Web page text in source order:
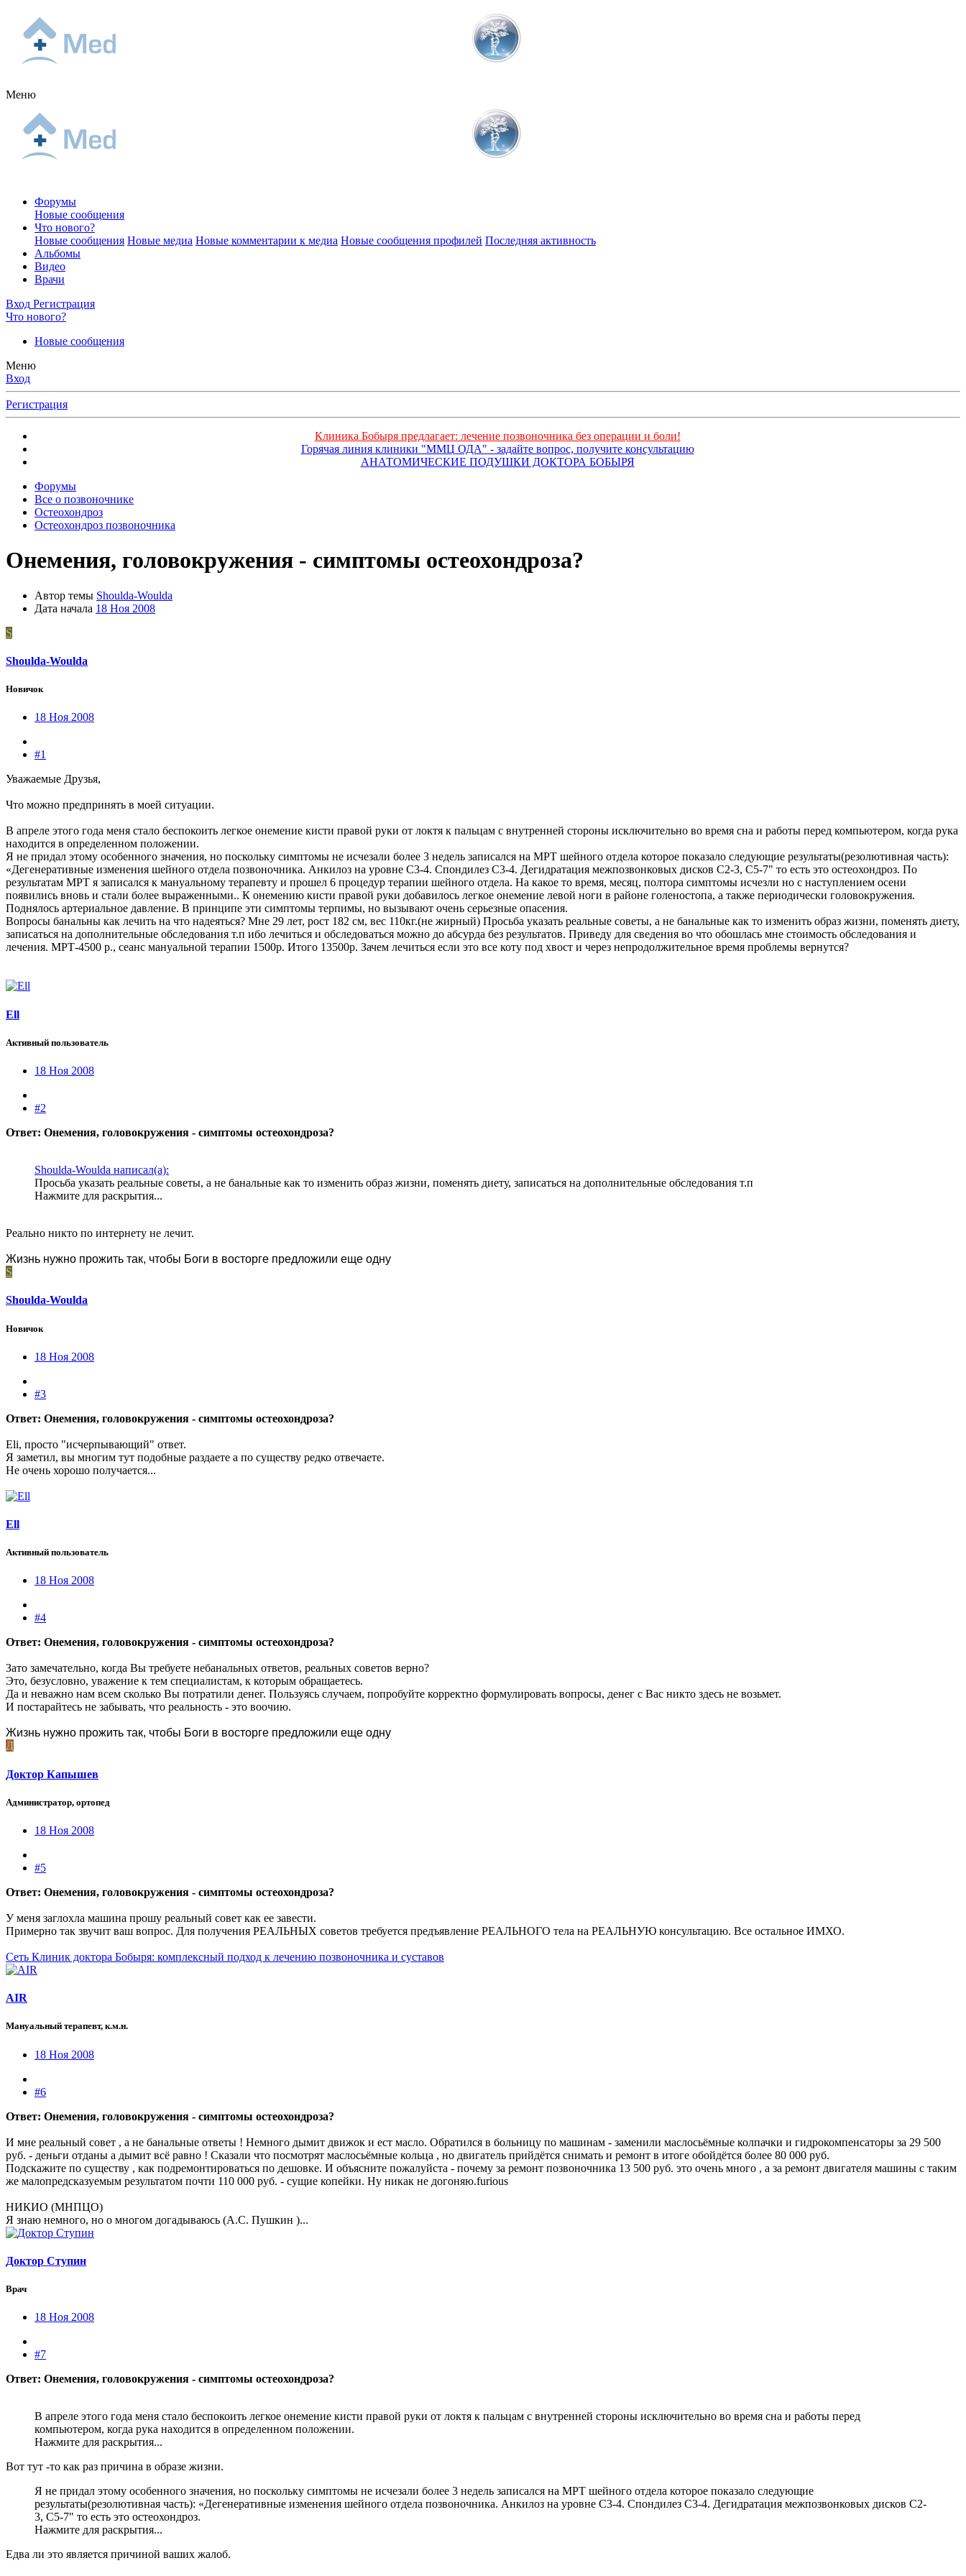
Меню
Форумы
Новые сообщения
Что нового?
Новые сообщения Новые медиа Новые комментарии к медиа Новые сообщения профилей Последняя активность
Альбомы
Видео
Врачи
Вход Регистрация
Что нового?
Новые сообщения
Меню
Вход
Регистрация
Клиника Бобыря предлагает: лечение позвоночника без операции и боли!
Горячая линия клиники "ММЦ ОДА" - задайте вопрос, получите консультацию
АНАТОМИЧЕСКИЕ ПОДУШКИ ДОКТОРА БОБЫРЯ
Форумы
Все о позвоночнике
Остеохондроз
Остеохондроз позвоночника
Онемения, головокружения - симптомы остеохондроза?
Автор темы Shoulda-Woulda
Дата начала 18 Ноя 2008
S
Shoulda-Woulda
Новичок
18 Ноя 2008
#1
Уважаемые Друзья,
Что можно предпринять в моей ситуации.
В апреле этого года меня стало беспокоить легкое онемение кисти правой руки от локтя к пальцам с внутренней стороны исключительно во время сна и работы перед компьютером, когда рука
находится в определенном положении.
Я не придал этому особенного значения, но поскольку симптомы не исчезали более 3 недель записался на МРТ шейного отдела которое показало следующие результаты(резолютивная часть):
«Дегенеративные изменения шейного отдела позвоночника. Анкилоз на уровне C3-4. Спондилез С3-4. Дегидратация межпозвонковых дисков С2-3, С5-7" то есть это остеохондроз. По
результатам МРТ я записался к мануальному терапевту и прошел 6 процедур терапии шейного отдела. На какое то время, месяц, полтора симптомы исчезли но с наступлением осени
появились вновь и стали более выраженными.. К онемению кисти правой руки добавилось легкое онемение левой ноги в районе голеностопа, а также периодически головокружения.
Поднялось артериальное давление. В принципе эти симптомы терпимы, но вызывают очень серьезные опасения.
Вопросы банальны как лечить на что надеяться? Мне 29 лет, рост 182 см, вес 110кг.(не жирный) Просьба указать реальные советы, а не банальные как то изменить образ жизни, поменять диету,
записаться на дополнительные обследования т.п ибо лечиться и обследоваться можно до абсурда без результатов. Приведу для сведения во что обошлась мне стоимость обследования и
лечения. МРТ-4500 р., сеанс мануальной терапии 1500р. Итого 13500р. Зачем лечиться если это все коту под хвост и через непродолжительное время проблемы вернутся?
Ell
Активный пользователь
18 Ноя 2008
#2
Ответ: Онемения, головокружения - симптомы остеохондроза?
Shoulda-Woulda написал(а):
Просьба указать реальные советы, а не банальные как то изменить образ жизни, поменять диету, записаться на дополнительные обследования т.п
Нажмите для раскрытия...
Реально никто по интернету не лечит.
Жизнь нужно прожить так, чтобы Боги в восторге предложили еще одну
S
Shoulda-Woulda
Новичок
18 Ноя 2008
#3
Ответ: Онемения, головокружения - симптомы остеохондроза?
Eli, просто "исчерпывающий" ответ.
Я заметил, вы многим тут подобные раздаете а по существу редко отвечаете.
Не очень хорошо получается...
Ell
Активный пользователь
18 Ноя 2008
#4
Ответ: Онемения, головокружения - симптомы остеохондроза?
Зато замечательно, когда Вы требуете небанальных ответов, реальных советов верно?
Это, безусловно, уважение к тем специалистам, к которым обращаетесь.
Да и неважно нам всем сколько Вы потратили денег. Пользуясь случаем, попробуйте корректно формулировать вопросы, денег с Вас никто здесь не возьмет.
И постарайтесь не забывать, что реальность - это воочию.
Жизнь нужно прожить так, чтобы Боги в восторге предложили еще одну
Д
Доктор Капышев
Администратор, ортопед
18 Ноя 2008
#5
Ответ: Онемения, головокружения - симптомы остеохондроза?
У меня заглохла машина прошу реальный совет как ее завести.
Примерно так звучит ваш вопрос. Для получения РЕАЛЬНЫХ советов требуется предъявление РЕАЛЬНОГО тела на РЕАЛЬНУЮ консультацию. Все остальное ИМХО.
Сеть Клиник доктора Бобыря: комплексный подход к лечению позвоночника и суставов
AIR
Мануальный терапевт, к.м.н.
18 Ноя 2008
#6
Ответ: Онемения, головокружения - симптомы остеохондроза?
И мне реальный совет , а не банальные ответы ! Немного дымит движок и ест масло. Обратился в больницу по машинам - заменили маслосьёмные колпачки и гидрокомпенсаторы за 29 500
руб. - деньги отданы а дымит всё равно ! Сказали что посмотрят маслосьёмные кольца , но двигатель прийдётся снимать и ремонт в итоге обойдётся более 80 000 руб.
Подскажите по существу , как подремонтироваться по дешовке. И объясните пожалуйста - почему за ремонт позвоночника 13 500 руб. это очень много , а за ремонт двигателя машины с таким
же малопредсказуемым результатом почти 110 000 руб. - сущие копейки. Ну никак не догоняю.furious
НИКИО (МНПЦО)
Я знаю немного, но о многом догадываюсь (А.С. Пушкин )...
Доктор Ступин
Врач
18 Ноя 2008
#7
Ответ: Онемения, головокружения - симптомы остеохондроза?
В апреле этого года меня стало беспокоить легкое онемение кисти правой руки от локтя к пальцам с внутренней стороны исключительно во время сна и работы перед
компьютером, когда рука находится в определенном положении.
Нажмите для раскрытия...
Вот тут -то как раз причина в образе жизни.
Я не придал этому особенного значения, но поскольку симптомы не исчезали более 3 недель записался на МРТ шейного отдела которое показало следующие
результаты(резолютивная часть): «Дегенеративные изменения шейного отдела позвоночника. Анкилоз на уровне C3-4. Спондилез С3-4. Дегидратация межпозвонковых дисков С2-
3, С5-7" то есть это остеохондроз.
Нажмите для раскрытия...
Едва ли это является причиной ваших жалоб.